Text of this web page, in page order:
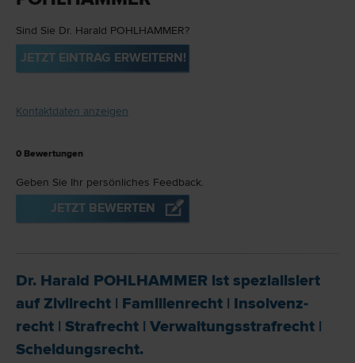
Sind Sie Dr. Harald POHLHAMMER?
JETZT EINTRAG ERWEITERN!
Kontaktdaten anzeigen
0 Bewertungen
Geben Sie Ihr persönliches Feedback.
JETZT BEWERTEN
Dr. Harald POHLHAMMER ist spezialisiert
auf Zivil­recht | Familien­recht | Insolvenz­
recht | Straf­recht | Verwaltungsstraf­recht |
Scheidungs­recht.